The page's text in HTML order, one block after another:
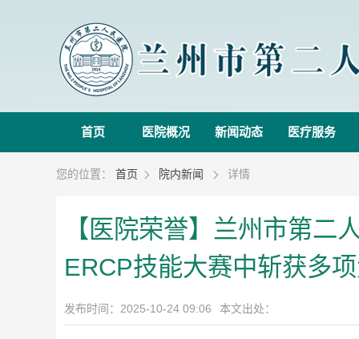
首页 医院概况 新闻动态 医疗服务
您的位置： 首页  院内新闻  详情
【医院荣誉】兰州市第二
ERCP技能大赛中斩获多
发布时间：2025-10-24 09:06 本文出处：